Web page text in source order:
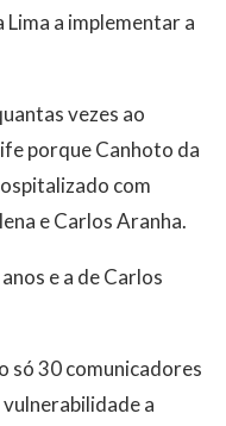
a implementar a
vezes ao
porque Canhoto da
com
e Carlos Aranha.
e a de Carlos
só 30 comunicadores
a